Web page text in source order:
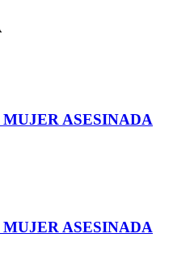
ASESINADA
ASESINADA